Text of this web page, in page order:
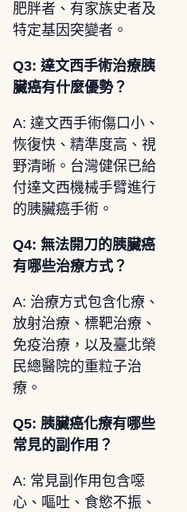
肥胖者、有家族史者及
特定基因突變者。
Q3: 達文西手術治療胰
臟癌有什麼優勢？
A: 達文西手術傷口小、
恢復快、精準度高、視
野清晰。台灣健保已給
付達文西機械手臂進行
的胰臟癌手術。
Q4: 無法開刀的胰臟癌
有哪些治療方式？
A: 治療方式包含化療、
放射治療、標靶治療、
免疫治療，以及臺北榮
民總醫院的重粒子治
療。
Q5: 胰臟癌化療有哪些
常見的副作用？
A: 常見副作用包含噁
心、嘔吐、食慾不振、